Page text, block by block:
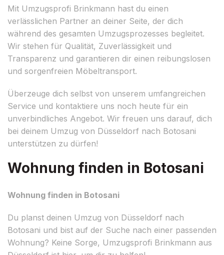
Mit Umzugsprofi Brinkmann hast du einen
verlässlichen Partner an deiner Seite, der dich
während des gesamten Umzugsprozesses begleitet.
Wir stehen für Qualität, Zuverlässigkeit und
Transparenz und garantieren dir einen reibungslosen
und sorgenfreien Möbeltransport.
Überzeuge dich selbst von unserem umfangreichen
Service und kontaktiere uns noch heute für ein
unverbindliches Angebot. Wir freuen uns darauf, dich
bei deinem Umzug von Düsseldorf nach Botosani
unterstützen zu dürfen!
Wohnung finden in Botosani
Wohnung finden in Botosani
Du planst deinen Umzug von Düsseldorf nach
Botosani und bist auf der Suche nach einer passenden
Wohnung? Keine Sorge, Umzugsprofi Brinkmann aus